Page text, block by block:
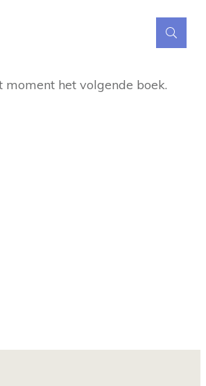
moment het volgende boek.